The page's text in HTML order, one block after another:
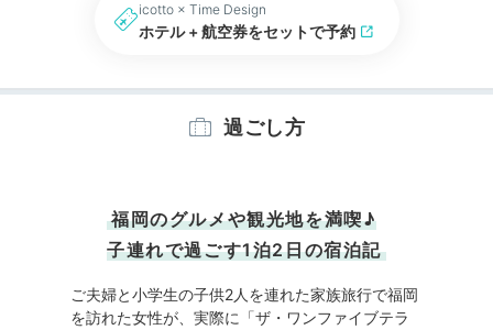
icotto × Time Design
ホテル + 航空券をセットで予約
過ごし方
福岡のグルメや観光地を満喫♪
子連れで過ごす1泊2日の宿泊記
ご夫婦と小学生の子供2人を連れた家族旅行で福岡
を訪れた女性が、実際に「ザ・ワンファイブテラ